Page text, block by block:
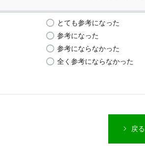
とても参考になった
参考になった
参考にならなかった
全く参考にならなかった
戻る